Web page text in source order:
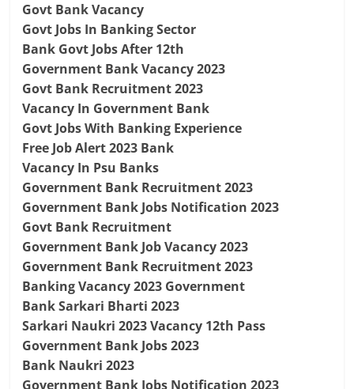
Govt Bank Vacancy
Govt Jobs In Banking Sector
Bank Govt Jobs After 12th
Government Bank Vacancy 2023
Govt Bank Recruitment 2023
Vacancy In Government Bank
Govt Jobs With Banking Experience
Free Job Alert 2023 Bank
Vacancy In Psu Banks
Government Bank Recruitment 2023
Government Bank Jobs Notification 2023
Govt Bank Recruitment
Government Bank Job Vacancy 2023
Government Bank Recruitment 2023
Banking Vacancy 2023 Government
Bank Sarkari Bharti 2023
Sarkari Naukri 2023 Vacancy 12th Pass
Government Bank Jobs 2023
Bank Naukri 2023
Government Bank Jobs Notification 2023